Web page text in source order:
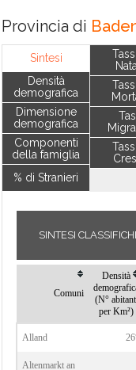
Provincia di
Sintesi
Densità
demografica
Dimensione
demografica
Componenti
della famiglia
% di Stranieri
SINTESI
Comuni
Densità
(N°
per Km²)
Alland
Altenmarkt an